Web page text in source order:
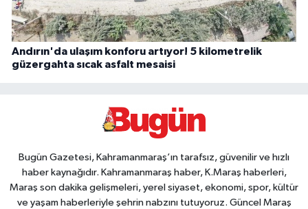
Andırın'da ulaşım konforu artıyor! 5 kilometrelik
güzergahta sıcak asfalt mesaisi
Bugün Gazetesi, Kahramanmaraş’ın tarafsız, güvenilir ve hızlı
haber kaynağıdır. Kahramanmaraş haber, K.Maraş haberleri,
Maraş son dakika gelişmeleri, yerel siyaset, ekonomi, spor, kültür
ve yaşam haberleriyle şehrin nabzını tutuyoruz. Güncel Maraş